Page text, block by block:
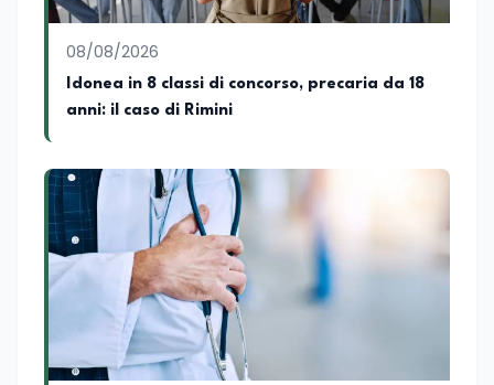
08/08/2026
Idonea in 8 classi di concorso, precaria da 18
anni: il caso di Rimini